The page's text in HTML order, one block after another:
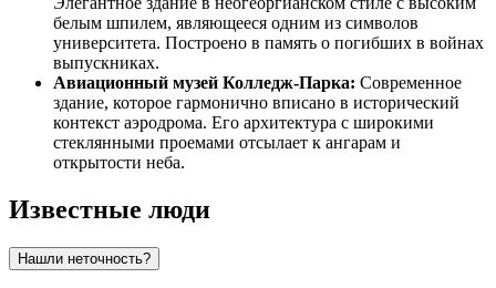
белым шпилем, являющееся одним из символов
университета. Построено в память о погибших в войнах
выпускниках.
Авиационный музей Колледж-Парка: Современное
здание, которое гармонично вписано в исторический
контекст аэродрома. Его архитектура с широкими
стеклянными проемами отсылает к ангарам и
открытости неба.
Известные люди
Нашли неточность?